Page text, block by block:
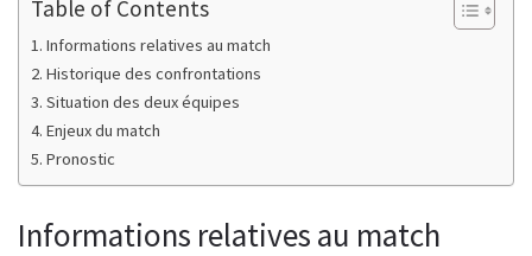
Table of Contents
Informations relatives au match
Historique des confrontations
Situation des deux équipes
Enjeux du match
Pronostic
Informations relatives au match